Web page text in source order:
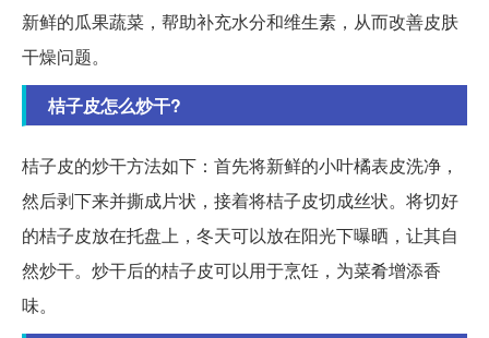
新鲜的瓜果蔬菜，帮助补充水分和维生素，从而改善皮肤
干燥问题。
桔子皮怎么炒干?
桔子皮的炒干方法如下：首先将新鲜的小叶橘表皮洗净，
然后剥下来并撕成片状，接着将桔子皮切成丝状。将切好
的桔子皮放在托盘上，冬天可以放在阳光下曝晒，让其自
然炒干。炒干后的桔子皮可以用于烹饪，为菜肴增添香
味。